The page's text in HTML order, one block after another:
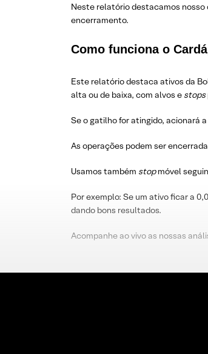
Neste relatório destacamos nosso
encerramento.
Como funciona o
Este relatório destaca ativos da
alta ou de baixa, com alvos e stops
Se o gatilho for atingido, acionará
As operações podem ser
Usamos também stopmóvel
Por exemplo: Se um ativo ficar a
dando bons resultados.
Acompanhe ao vivo as nossas